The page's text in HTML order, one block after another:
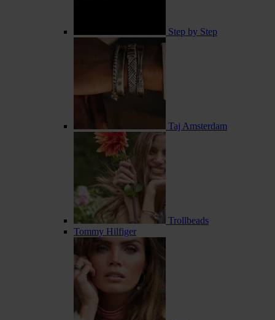
Step by Step
Taj Amsterdam
Trollbeads
Tommy Hilfiger